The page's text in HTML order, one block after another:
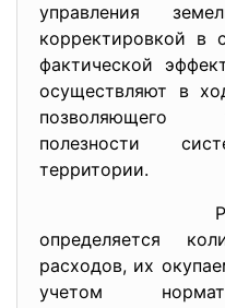
управления
корректировкой в
фактической
осуществляют в
позволяющего
полезности
территории.
Расчетная
определяется
расходов, их
учетом